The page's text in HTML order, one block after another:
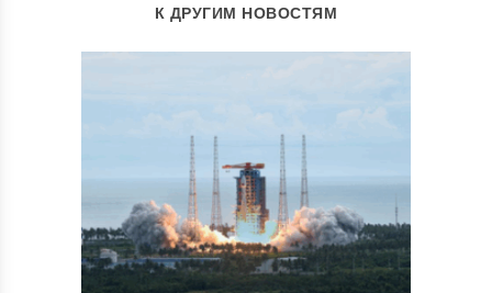
К ДРУГИМ НОВОСТЯМ